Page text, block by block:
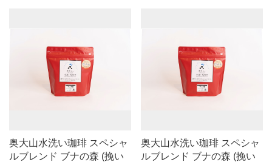
奥大山水洗い珈琲 スペシャ
ルブレンド ブナの森 (挽い
奥大山水洗い珈琲 スペシャ
ルブレンド ブナの森 (挽い